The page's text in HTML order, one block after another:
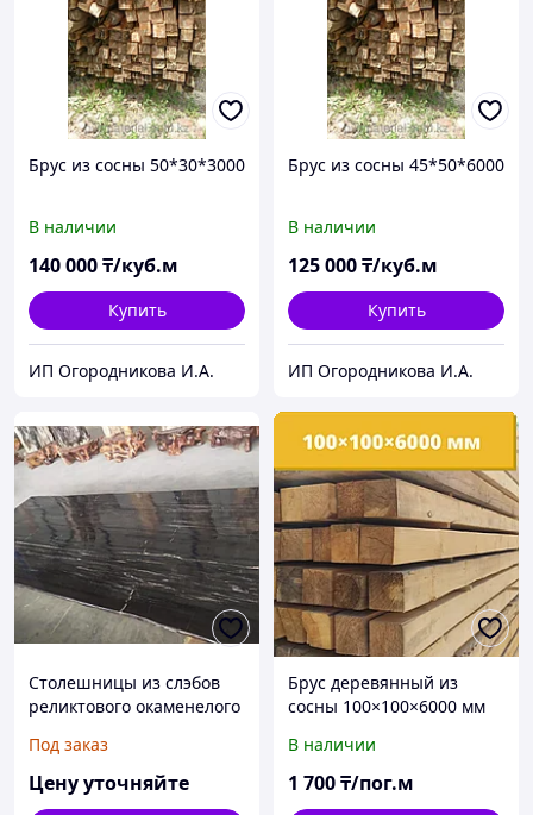
Брус из сосны 50*30*3000
В наличии
140 000₸/куб.м
Купить
ИП Огородникова И.А.
Брус из сосны 45*50*6000
В наличии
125 000₸/куб.м
Купить
ИП Огородникова И.А.
Столешницы из слэбов
реликтового окаменелого
дизайн и природная
красота для вашего
интерьера
Под заказ
Цену уточняйте
Брус деревянный из
сосны 100×100×6000 мм
В наличии
1 700₸/пог.м